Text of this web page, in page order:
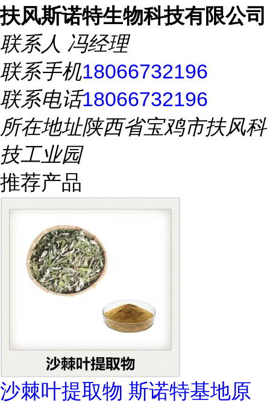
扶风斯诺特生物科技有限公司
联系人 冯经理
联系手机18066732196
联系电话18066732196
所在地址陕西省宝鸡市扶风科
技工业园
推荐产品
沙棘叶提取物 斯诺特基地原